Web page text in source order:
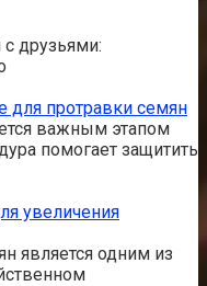
с друзьями:
для протравки семян
важным этапом
помогает защитить
увеличения
является одним из